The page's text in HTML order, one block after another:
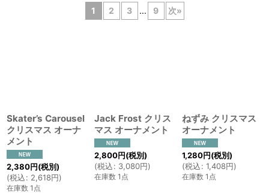
1 2 3 ... 9 次»
Skater’s Carousel
クリスマス オーナ
メント
2,380円(税別)
(税込: 2,618円)
在庫数 1点
Jack Frost クリス
マス オーナメント
2,800円(税別)
(税込: 3,080円)
在庫数 1点
ねずみ クリスマス
オーナメント
1,280円(税別)
(税込: 1,408円)
在庫数 1点